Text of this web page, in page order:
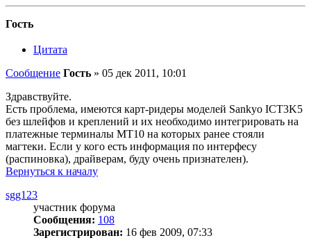
Гость
Цитата
Сообщение Гость » 05 дек 2011, 10:01
Здравствуйте.
Есть проблема, имеются карт-ридеры моделей Sankyo ICT3K5
без шлейфов и креплений и их необходимо интегрировать на
платежные терминалы MT10 на которых ранее стояли
магтеки. Если у кого есть информация по интерфесу
(распиновка), драйверам, буду очень признателен).
Вернуться к началу
sgg123
участник форума
Сообщения: 108
Зарегистрирован: 16 фев 2009, 07:33